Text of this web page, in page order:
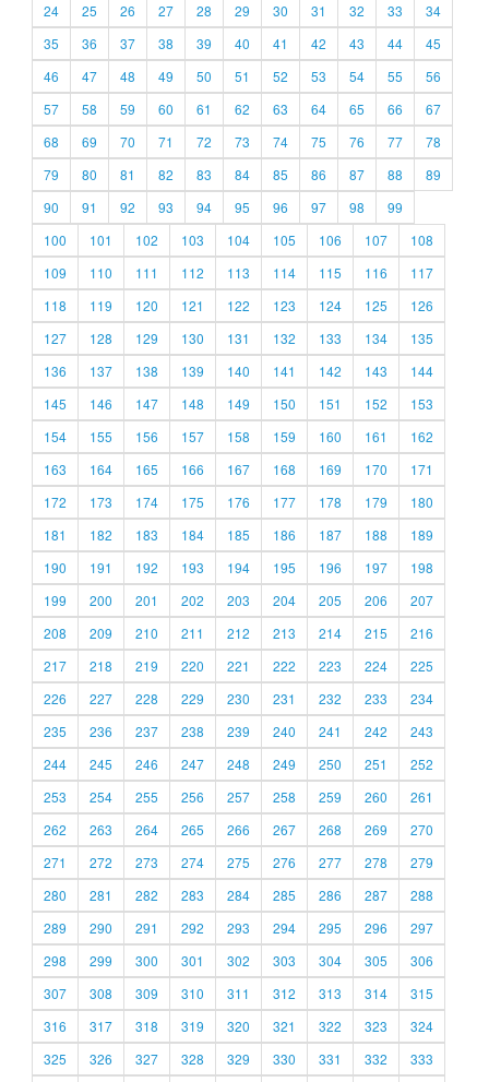
24
25 26 27 28 29 30 31 32 33
34
35
36 37 38 39 40 41 42 43 44
45
46
47 48 49 50 51 52 53 54 55
56
57
58 59 60 61 62 63 64 65 66
67
68
69 70 71 72 73 74 75 76 77
78
79
80 81 82 83 84 85 86 87 88
89
90
91 92 93 94 95 96 97 98
99
100
101 102 103 104 105 106 107
108
109
110 111 112 113 114 115 116
117
118
119 120 121 122 123 124 125
126
127
128 129 130 131 132 133 134
135
136
137 138 139 140 141 142 143
144
145
146 147 148 149 150 151 152
153
154
155 156 157 158 159 160 161
162
163
164 165 166 167 168 169 170
171
172
173 174 175 176 177 178 179
180
181
182 183 184 185 186 187 188
189
190
191 192 193 194 195 196 197
198
199
200 201 202 203 204 205 206
207
208
209 210 211 212 213 214 215
216
217
218 219 220 221 222 223 224
225
226
227 228 229 230 231 232 233
234
235
236 237 238 239 240 241 242
243
244
245 246 247 248 249 250 251
252
253
254 255 256 257 258 259 260
261
262
263 264 265 266 267 268 269
270
271
272 273 274 275 276 277 278
279
280
281 282 283 284 285 286 287
288
289
290 291 292 293 294 295 296
297
298
299 300 301 302 303 304 305
306
307
308 309 310 311 312 313 314
315
316
317 318 319 320 321 322 323
324
325
326 327 328 329 330 331 332 333